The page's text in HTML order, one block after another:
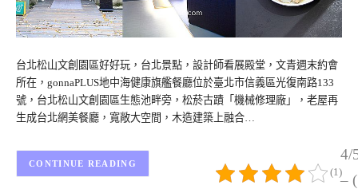
台北松山文創園區好好玩，台北景點，設計師看展殿堂，文青週末約會
所在，gonnaPLUS地中海健康旗艦餐廳位於臺北市信義區光復南路133
號，台北松山文創園區生態池畔旁，松菸古蹟「機械修理廠」，老屋再
生成台北網美餐廳，寬敞大空間，木造建築上融合…
4/
–
(1)
CONTINUE READING